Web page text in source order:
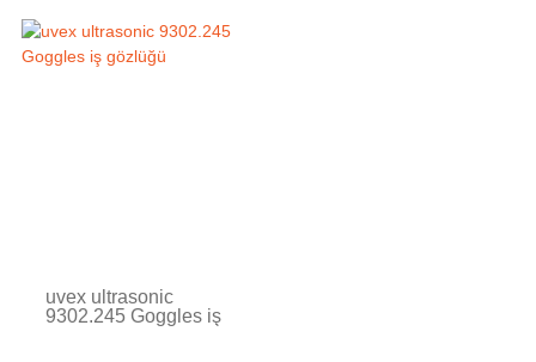
uvex ultrasonic
9302.245 Goggles iş